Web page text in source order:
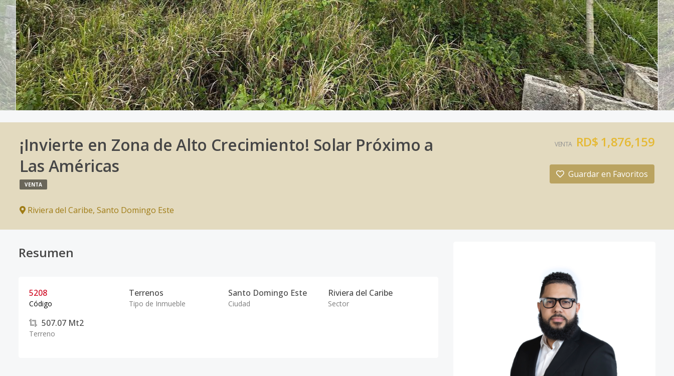
¡Invierte en Zona de Alto Crecimiento! Solar Próximo a
Las Américas
VENTA
Riviera del Caribe, Santo Domingo Este
VENTA RD$ 1,876,159
Guardar en Favoritos
Resumen
5208
Código
Terrenos
Tipo de Inmueble
Santo Domingo Este
Ciudad
Riviera del Caribe
Sector
507.07 Mt2
Terreno